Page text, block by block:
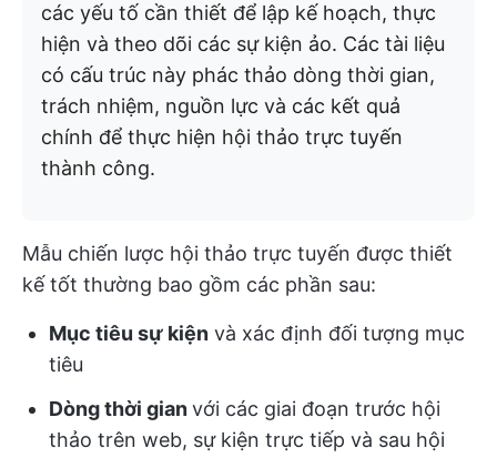
các yếu tố cần thiết để lập kế hoạch, thực
hiện và theo dõi các sự kiện ảo. Các tài liệu
có cấu trúc này phác thảo dòng thời gian,
trách nhiệm, nguồn lực và các kết quả
chính để thực hiện hội thảo trực tuyến
thành công.
Mẫu chiến lược hội thảo trực tuyến được thiết
kế tốt thường bao gồm các phần sau:
Mục tiêu sự kiện và xác định đối tượng mục
tiêu
Dòng thời gianvới các giai đoạn trước hội
thảo trên web, sự kiện trực tiếp và sau hội